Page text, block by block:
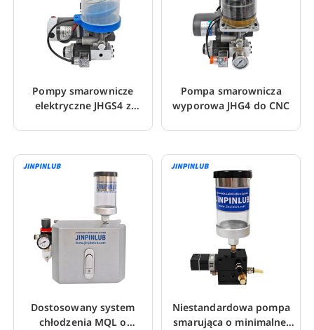
Pompy smarownicze
elektryczne JHGS4 z
ciśnienia
Pompa smarownicza
wyporowa JHG4 do CNC
Dostosowany system
chłodzenia MQL o
Niestandardowa pompa
smarująca o minimalnej